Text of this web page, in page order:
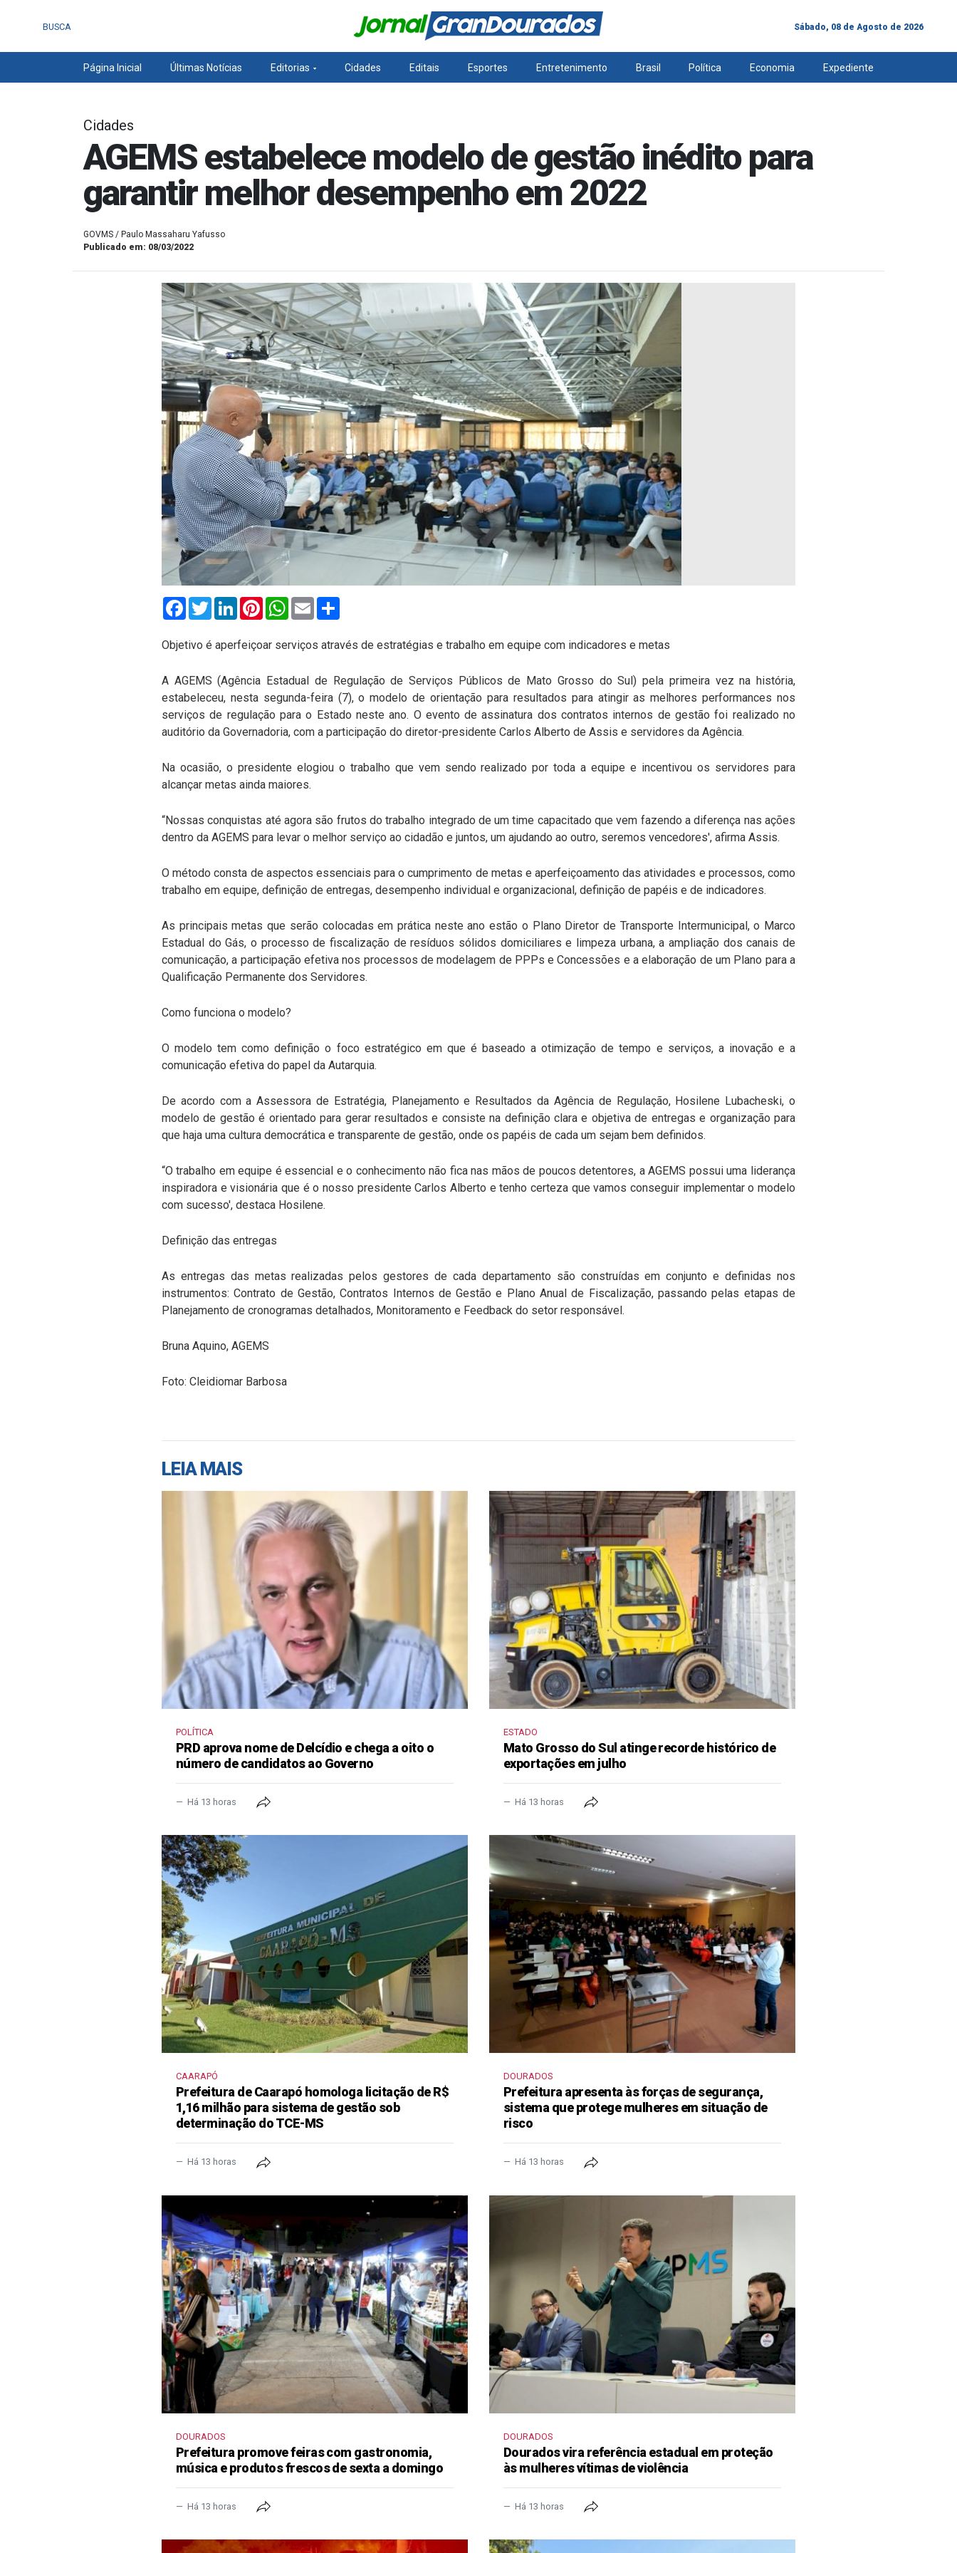
BUSCA Sábado, 08 de Agosto de 2026
Página Inicial Últimas Notícias Editorias Cidades Editais Esportes Entretenimento Brasil Política Economia Expediente
Cidades
AGEMS estabelece modelo de gestão inédito para
garantir melhor desempenho em 2022
GOVMS / Paulo Massaharu Yafusso
Publicado em: 08/03/2022
FacebookTwitterLinkedInPinterestWhatsApp
Email
Objetivo é aperfeiçoar serviços através de estratégias e trabalho em equipe com indicadores e metas
A AGEMS (Agência Estadual de Regulação de Serviços Públicos de Mato Grosso do Sul) pela primeira vez na história,
estabeleceu, nesta segunda-feira (7), o modelo de orientação para resultados para atingir as melhores performances nos
serviços de regulação para o Estado neste ano. O evento de assinatura dos contratos internos de gestão foi realizado no
auditório da Governadoria, com a participação do diretor-presidente Carlos Alberto de Assis e servidores da Agência.
Na ocasião, o presidente elogiou o trabalho que vem sendo realizado por toda a equipe e incentivou os servidores para
alcançar metas ainda maiores.
“Nossas conquistas até agora são frutos do trabalho integrado de um time capacitado que vem fazendo a diferença nas ações
dentro da AGEMS para levar o melhor serviço ao cidadão e juntos, um ajudando ao outro, seremos vencedores', afirma Assis.
O método consta de aspectos essenciais para o cumprimento de metas e aperfeiçoamento das atividades e processos, como
trabalho em equipe, definição de entregas, desempenho individual e organizacional, definição de papéis e de indicadores.
As principais metas que serão colocadas em prática neste ano estão o Plano Diretor de Transporte Intermunicipal, o Marco
Estadual do Gás, o processo de fiscalização de resíduos sólidos domiciliares e limpeza urbana, a ampliação dos canais de
comunicação, a participação efetiva nos processos de modelagem de PPPs e Concessões e a elaboração de um Plano para a
Qualificação Permanente dos Servidores.
Como funciona o modelo?
O modelo tem como definição o foco estratégico em que é baseado a otimização de tempo e serviços, a inovação e a
comunicação efetiva do papel da Autarquia.
De acordo com a Assessora de Estratégia, Planejamento e Resultados da Agência de Regulação, Hosilene Lubacheski, o
modelo de gestão é orientado para gerar resultados e consiste na definição clara e objetiva de entregas e organização para
que haja uma cultura democrática e transparente de gestão, onde os papéis de cada um sejam bem definidos.
“O trabalho em equipe é essencial e o conhecimento não fica nas mãos de poucos detentores, a AGEMS possui uma liderança
inspiradora e visionária que é o nosso presidente Carlos Alberto e tenho certeza que vamos conseguir implementar o modelo
com sucesso', destaca Hosilene.
Definição das entregas
As entregas das metas realizadas pelos gestores de cada departamento são construídas em conjunto e definidas nos
instrumentos: Contrato de Gestão, Contratos Internos de Gestão e Plano Anual de Fiscalização, passando pelas etapas de
Planejamento de cronogramas detalhados, Monitoramento e Feedback do setor responsável.
Bruna Aquino, AGEMS
Foto: Cleidiomar Barbosa
LEIA MAIS
POLÍTICA
PRD aprova nome de Delcídio e chega a oito o
número de candidatos ao Governo
Há 13 horas
ESTADO
Mato Grosso do Sul atinge recorde histórico de
exportações em julho
Há 13 horas
CAARAPÓ
Prefeitura de Caarapó homologa licitação de R$
1,16 milhão para sistema de gestão sob
determinação do TCE-MS
Há 13 horas
DOURADOS
Prefeitura apresenta às forças de segurança,
sistema que protege mulheres em situação de
risco
Há 13 horas
DOURADOS
Prefeitura promove feiras com gastronomia,
música e produtos frescos de sexta a domingo
Há 13 horas
DOURADOS
Dourados vira referência estadual em proteção
às mulheres vítimas de violência
Há 13 horas